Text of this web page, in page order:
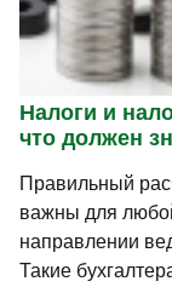
Налоги и
что должен
Правильный
важны для
направлении
Такие